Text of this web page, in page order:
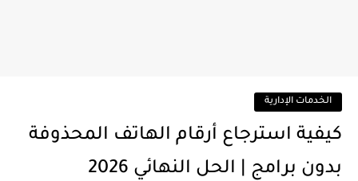
الخدمات الإدارية
كيفية استرجاع أرقام الهاتف المحذوفة
بدون برامج | الحل النهائي 2026